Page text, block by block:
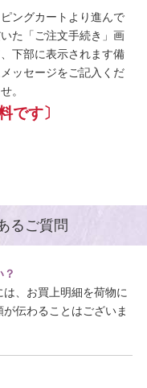
ングカートより進んで
た「ご注文手続き」画
下部に表示されます備
ッセージをご記入くだ
。
です〕
るご質問
、お買上明細を荷物に
伝わることはございま